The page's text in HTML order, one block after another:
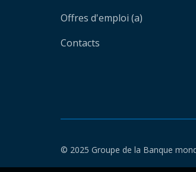
Offres d'emploi (a)
Contacts
© 2025 Groupe de la Banque